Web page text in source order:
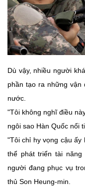
Dù vậy, nhiều người
phần tạo ra những vận
nước.
"Tôi không nghĩ điều
ngôi sao Hàn Quốc nổi
"Tôi chỉ hy vọng cậu
thể phát triển tài
người đang phục vụ
thủ Son Heung-min.